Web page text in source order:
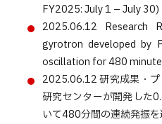
FY2025: July 1 – July 30)
2025.06.12
Research
gyrotron developed by
oscillation for 480
2025.06.12 研究成果・
研究センターが開発した
いて480分間の連続発振を